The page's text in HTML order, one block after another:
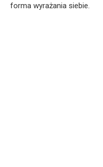
forma wyrażania siebie.